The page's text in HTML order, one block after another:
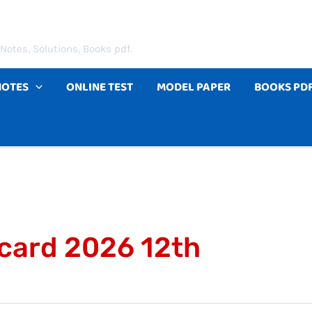
Solutions, Books pdf.
ONLINE TEST MODEL PAPER BOOKS
2026 12th